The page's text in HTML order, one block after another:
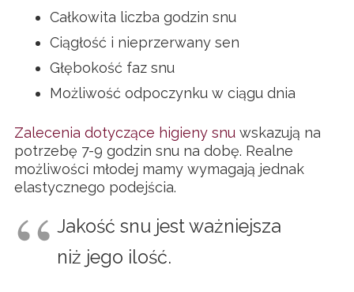
Całkowita liczba godzin snu
Ciągłość i nieprzerwany sen
Głębokość faz snu
Możliwość odpoczynku w ciągu dnia
Zalecenia dotyczące higieny snu wskazują na
potrzebę 7-9 godzin snu na dobę. Realne
możliwości młodej mamy wymagają jednak
elastycznego podejścia.
Jakość snu jest ważniejsza
niż jego ilość.